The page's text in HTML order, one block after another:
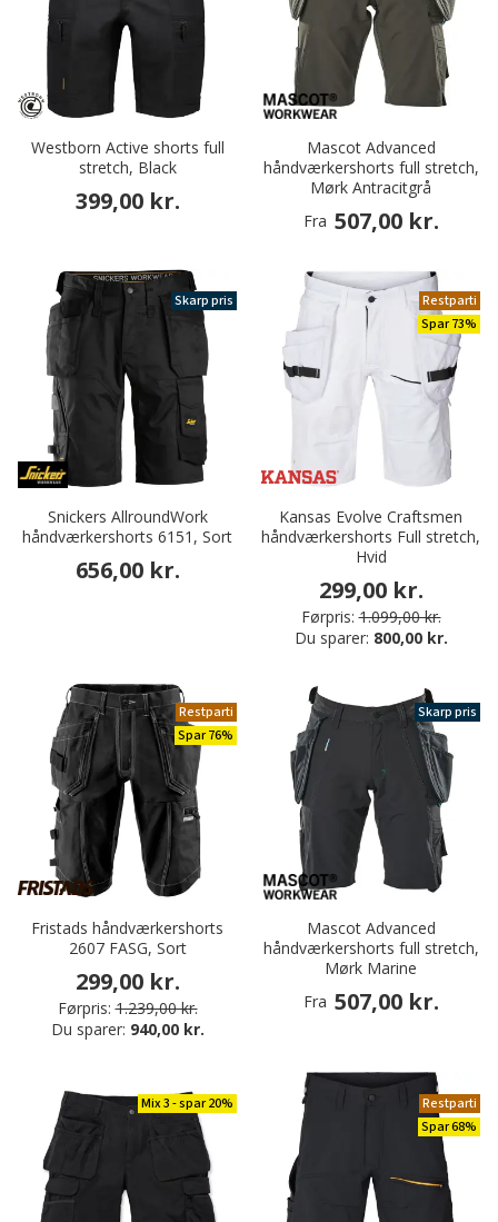
Westborn Active shorts full
stretch, Black
399,00 kr.
Mascot Advanced
håndværkershorts full stretch,
Mørk Antracitgrå
Fra 507,00 kr.
Skarp pris
Snickers AllroundWork
håndværkershorts 6151, Sort
656,00 kr.
Restparti
Spar 73%
Kansas Evolve Craftsmen
håndværkershorts Full stretch,
Hvid
299,00 kr.
Førpris: 1.099,00 kr.
Du sparer: 800,00 kr.
Restparti
Spar 76%
Fristads håndværkershorts
2607 FASG, Sort
299,00 kr.
Førpris: 1.239,00 kr.
Du sparer: 940,00 kr.
Skarp pris
Mascot Advanced
håndværkershorts full stretch,
Mørk Marine
Fra 507,00 kr.
Mix 3 - spar 20%
Restparti
Spar 68%